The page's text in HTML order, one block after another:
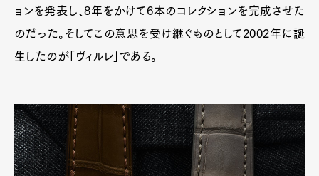
ョンを発表し、8年をかけて6本のコレクションを完成させた
のだった。そしてこの意思を受け継ぐものとして2002年に誕
生したのが「ヴィルレ」である。